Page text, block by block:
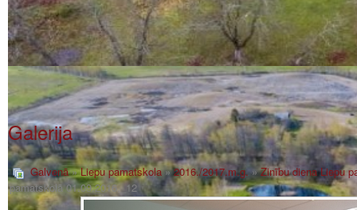
Galerija
Galvenā»Liepu pamatskola»2016./2017.m.g.»Zinību diena Liepu
pamatskolā 01.09.2016._12